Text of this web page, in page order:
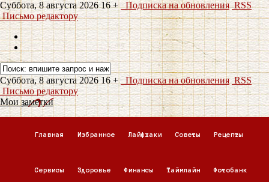
Суббота, 8 августа 2026 16 + Подписка на обновления RSS
Письмо редактору
Суббота, 8 августа 2026 16 + Подписка на обновления RSS
Письмо редактору
Мои заметки
Главная Избранное Лайфхаки Советы Рецепты
Сервисы Здоровье Финансы Таймлайн Фотобанк